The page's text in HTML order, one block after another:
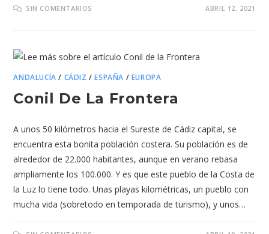
SIN COMENTARIOS ABRIL 12, 2021
ANDALUCÍA / CÁDIZ /ESPAÑA / EUROPA
Conil De La Frontera
A unos 50 kilómetros hacia el Sureste de Cádiz capital, se
encuentra esta bonita población costera. Su población es de
alrededor de 22.000 habitantes, aunque en verano rebasa
ampliamente los 100.000. Y es que este pueblo de la Costa de
la Luz lo tiene todo. Unas playas kilométricas, un pueblo con
mucha vida (sobretodo en temporada de turismo), y unos…